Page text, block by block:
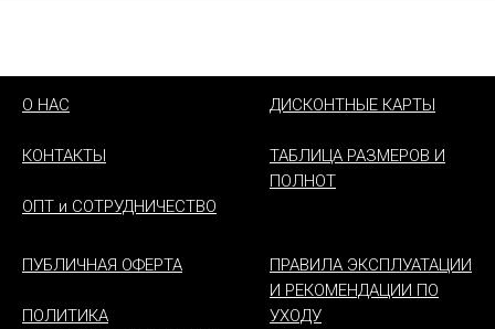
О НАС
КОНТАКТЫ
ОПТ и СОТРУДНИЧЕСТВО
ДИСКОНТНЫЕ КАРТЫ
ТАБЛИЦА РАЗМЕРОВ И
ПОЛНОТ
ПУБЛИЧНАЯ ОФЕРТА
ПОЛИТИКА
ПРАВИЛА ЭКСПЛУАТАЦИИ
И РЕКОМЕНДАЦИИ ПО
УХОДУ